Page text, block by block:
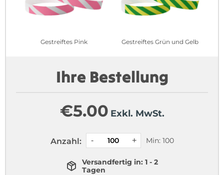
Gestreiftes Pink Gestreiftes Grün und Gelb
Ihre Bestellung
€5.00 Exkl. MwSt.
Anzahl: Min: 100
Versandfertig in: 1 - 2
Tagen